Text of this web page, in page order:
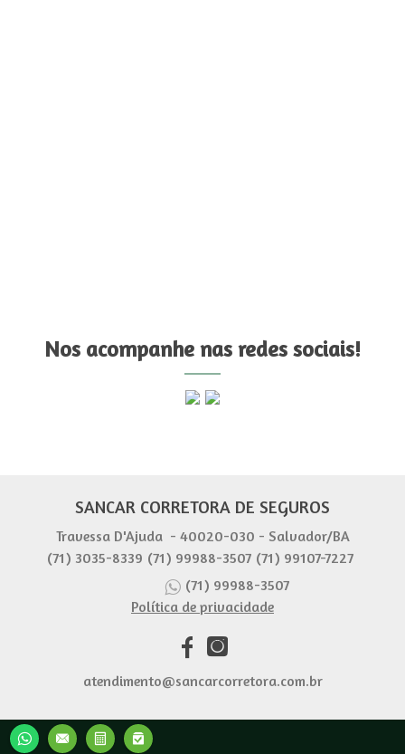
Nos acompanhe nas redes sociais!
SANCAR CORRETORA DE SEGUROS
Travessa D'Ajuda - 40020-030 - Salvador/BA
(71) 3035-8339 (71) 99988-3507 (71) 99107-7227
(71) 99988-3507
Política de privacidade
atendimento@sancarcorretora.com.br